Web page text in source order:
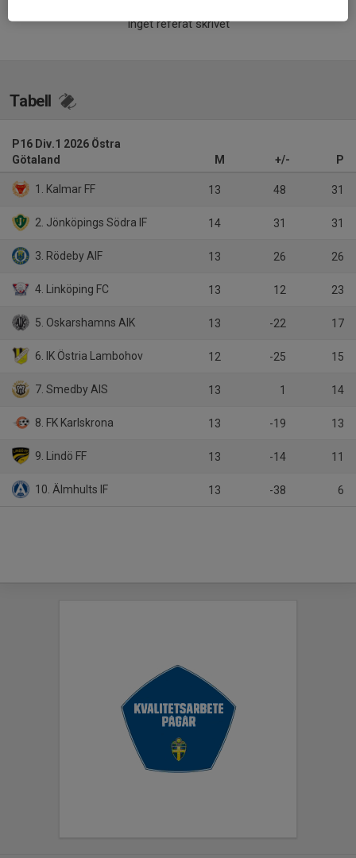
Inget referat skrivet
Tabell
P16 Div.1 2026 Östra
Götaland
M +/- P
1. Kalmar FF 13 48 31
2. Jönköpings Södra IF 14 31 31
3. Rödeby AIF 13 26 26
4. Linköping FC 13 12 23
5. Oskarshamns AIK 13 -22 17
6. IK Östria Lambohov 12 -25 15
7. Smedby AIS 13 1 14
8. FK Karlskrona 13 -19 13
9. Lindö FF 13 -14 11
10. Älmhults IF 13 -38 6